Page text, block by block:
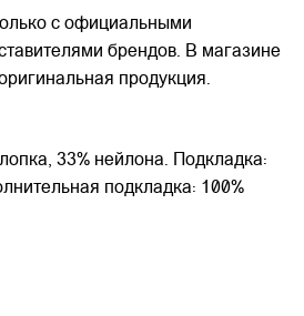
с официальными
брендов. В магазине
продукция.
33% нейлона. Подкладка:
подкладка: 100%